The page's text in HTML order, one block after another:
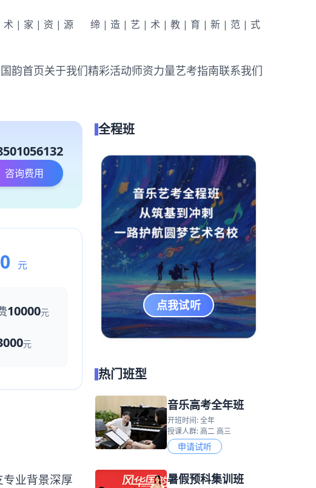
|家|资|源 缔|造|艺|术|教|育|新|范|式
国韵首页关于我们精彩活动师资力量艺考指南联系我们
咨询费用
元
10000元
元
业背景深厚
全程班
点我试听
热门班型
音乐高考全年班
开班时间: 全年
授课人群: 高二 高三
申请试听
暑假预科集训班